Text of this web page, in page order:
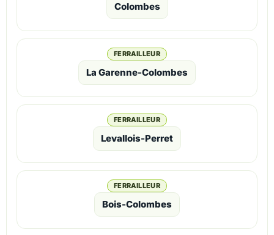
Colombes
FERRAILLEUR
La Garenne-Colombes
FERRAILLEUR
Levallois-Perret
FERRAILLEUR
Bois-Colombes